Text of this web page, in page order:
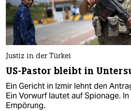
Justiz in der Türkei
US-Pastor bleibt in
Ein Gericht in Izmir lehnt den
Ein Vorwurf lautet auf Spionage.
Empörung.